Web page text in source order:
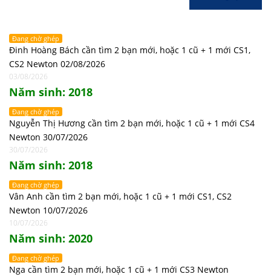
Đang chờ ghép
Đinh Hoàng Bách cần tìm 2 bạn mới, hoặc 1 cũ + 1 mới CS1,
CS2 Newton 02/08/2026
03/08/2026
Năm sinh: 2018
Đang chờ ghép
Nguyễn Thị Hương cần tìm 2 bạn mới, hoặc 1 cũ + 1 mới CS4
Newton 30/07/2026
30/07/2026
Năm sinh: 2018
Đang chờ ghép
Vân Anh cần tìm 2 bạn mới, hoặc 1 cũ + 1 mới CS1, CS2
Newton 10/07/2026
10/07/2026
Năm sinh: 2020
Đang chờ ghép
Nga cần tìm 2 bạn mới, hoặc 1 cũ + 1 mới CS3 Newton